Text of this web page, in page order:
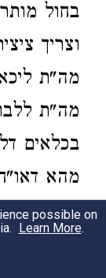
בחול
וצריך
מה"ת
מה"ת
בכלאים
מהא
יכול
possible on
Learn More.